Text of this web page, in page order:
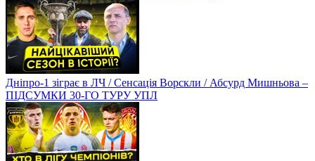
Дніпро-1 зіграє в ЛЧ / Сенсація Ворскли / Абсурд Мишньова –
ПІДСУМКИ 30-ГО ТУРУ УПЛ